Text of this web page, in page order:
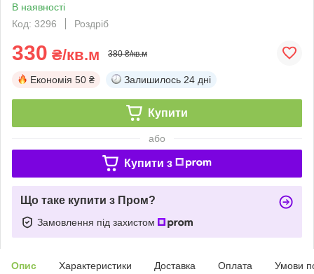
В наявності
Код: 3296
Роздріб
330 ₴/кв.м 380 ₴/кв.м
Економія 50 ₴ Залишилось 24 дні
Купити
або
Купити з
Що таке купити з Пром?
Замовлення під захистом
Опис Характеристики Доставка Оплата Умови